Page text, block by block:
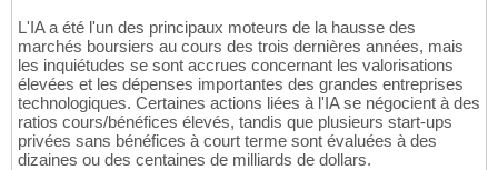
L'IA a été l'un des principaux moteurs de la hausse des
marchés boursiers au cours des trois dernières années, mais
les inquiétudes se sont accrues concernant les valorisations
élevées et les dépenses importantes des grandes entreprises
technologiques. Certaines actions liées à l'IA se négocient à des
ratios cours/bénéfices élevés, tandis que plusieurs start-ups
privées sans bénéfices à court terme sont évaluées à des
dizaines ou des centaines de milliards de dollars.